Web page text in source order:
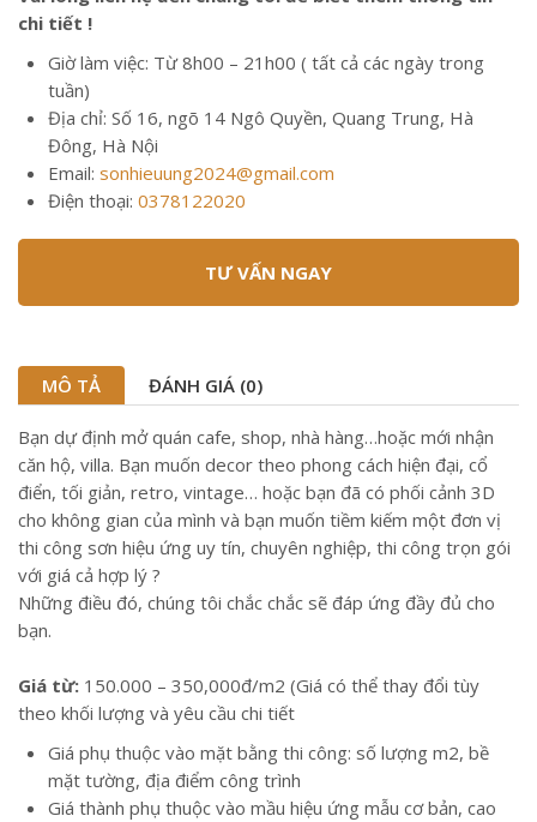
chi tiết !
Giờ làm việc: Từ 8h00 – 21h00 ( tất cả các ngày trong
tuần)
Địa chỉ: Số 16, ngõ 14 Ngô Quyền, Quang Trung, Hà
Đông, Hà Nội
Email: sonhieuung2024@gmail.com
Điện thoại: 0378122020
TƯ VẤN NGAY
MÔ TẢ ĐÁNH GIÁ (0)
Bạn dự định mở quán cafe, shop, nhà hàng…hoặc mới nhận
căn hộ, villa. Bạn muốn decor theo phong cách hiện đại, cổ
điển, tối giản, retro, vintage… hoặc bạn đã có phối cảnh 3D
cho không gian của mình và bạn muốn tiềm kiếm một đơn vị
thi công sơn hiệu ứng uy tín, chuyên nghiệp, thi công trọn gói
với giá cả hợp lý ?
Những điều đó, chúng tôi chắc chắc sẽ đáp ứng đầy đủ cho
bạn.
Giá từ: 150.000 – 350,000đ/m2 (Giá có thể thay đổi tùy
theo khối lượng và yêu cầu chi tiết
Giá phụ thuộc vào mặt bằng thi công: số lượng m2, bề
mặt tường, địa điểm công trình
Giá thành phụ thuộc vào mầu hiệu ứng mẫu cơ bản, cao